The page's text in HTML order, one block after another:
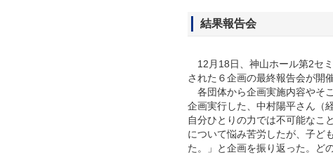
結果報告会
12月18日、神山ホール第2セ
された６企画の最終報告会が開
各団体から企画実施内容やそ
企画実行した、中村陽平さん（
自分ひとりの力では不可能なこ
について悩み苦労したが、子ど
た。」と企画を振り返った。ど